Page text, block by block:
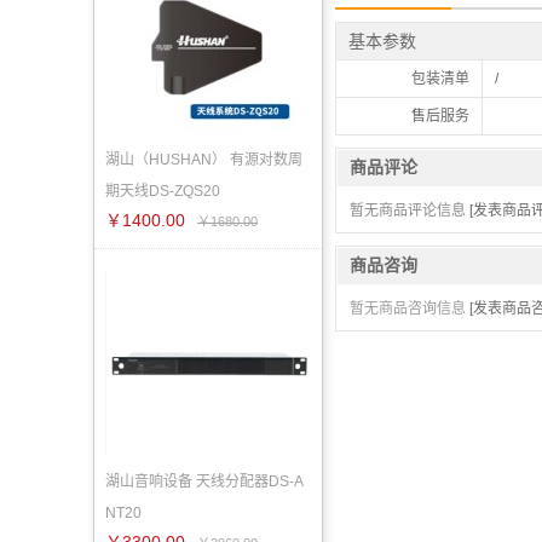
湖山（HUSHAN） 有源对数周
期天线DS-ZQS20
￥1400.00 ￥1680.00
湖山音响设备 天线分配器DS-A
NT20
基本参数
包装清单 /
售后服务
商品评论
暂无商品评论信息 [发表商品
商品咨询
暂无商品咨询信息 [发表商品